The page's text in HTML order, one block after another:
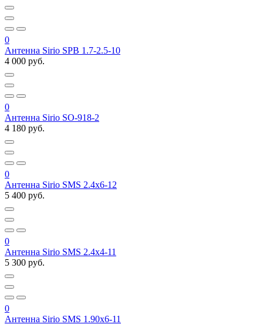
0
Антенна Sirio SPB 1.7-2.5-10
4 000 руб.
0
Антенна Sirio SO-918-2
4 180 руб.
0
Антенна Sirio SMS 2.4x6-12
5 400 руб.
0
Антенна Sirio SMS 2.4x4-11
5 300 руб.
0
Антенна Sirio SMS 1.90x6-11